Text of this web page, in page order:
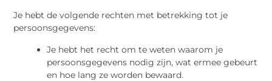
Je hebt de volgende rechten met betrekking tot je
persoonsgegevens:
Je hebt het recht om te weten waarom je
persoonsgegevens nodig zijn, wat ermee gebeurt
en hoe lang ze worden bewaard.